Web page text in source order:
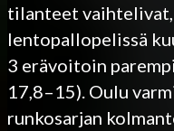
tilanteet vaihtelivat,
lentopallopelissä
3 erävoitoin
17,8–15). Oulu
runkosarjan